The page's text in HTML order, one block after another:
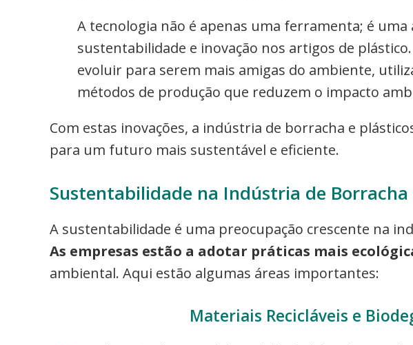
A tecnologia não é apenas uma ferramenta; é uma
sustentabilidade e inovação nos artigos de
evoluir para serem mais amigas do ambiente,
métodos de produção que reduzem o impacto
Com estas inovações, a indústria de borracha e
para um futuro mais sustentável e eficiente.
Sustentabilidade na Indústria de Borracha
A sustentabilidade é uma preocupação crescente na
As empresas estão a adotar práticas mais
ambiental. Aqui estão algumas áreas importantes:
Materiais Recicláveis e